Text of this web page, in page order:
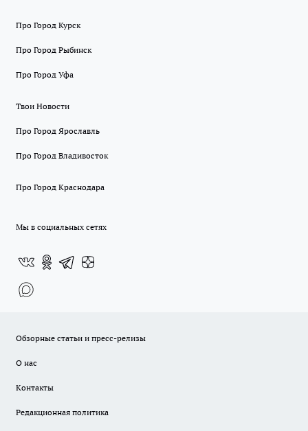
Про Город Курск
Про Город Рыбинск
Про Город Уфа
Твои Новости
Про Город Ярославль
Про Город Владивосток
Про Город Краснодара
Мы в социальных сетях
Обзорные статьи и пресс-релизы
О нас
Контакты
Редакционная политика